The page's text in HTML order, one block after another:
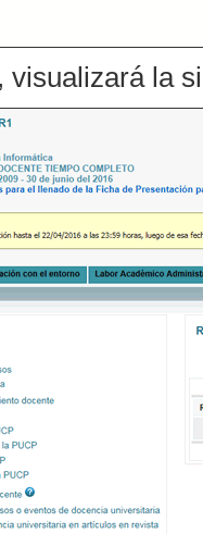
visualizará la